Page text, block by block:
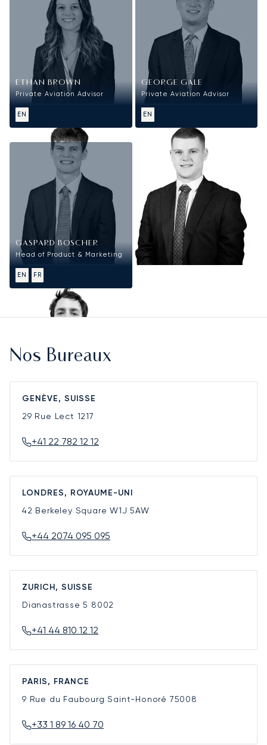
ETHAN BROWN
Private Aviation Advisor
EN
GEORGE GALE
Private Aviation Advisor
EN
Marketing
GASPARD BOSCHER
Head of Product & Marketing
EN FR
Nos Bureaux
GENÈVE, SUISSE
29 Rue Lect 1217
+41 22 782 12 12
LONDRES, ROYAUME-UNI
42 Berkeley SquareW1J 5AW
+44 2074 095 095
ZURICH, SUISSE
Dianastrasse 5 8002
+41 44 810 12 12
PARIS, FRANCE
9 Rue du Faubourg Saint-Honoré 75008
+33 1 89 16 40 70